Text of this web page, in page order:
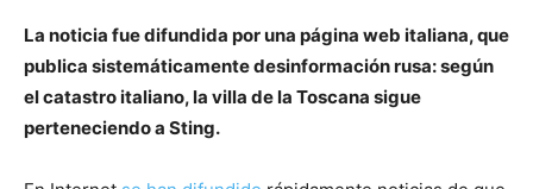
La noticia fue difundida por una página web italiana, que
publica sistemáticamente desinformación rusa: según
el catastro italiano, la villa de la Toscana sigue
perteneciendo a Sting.